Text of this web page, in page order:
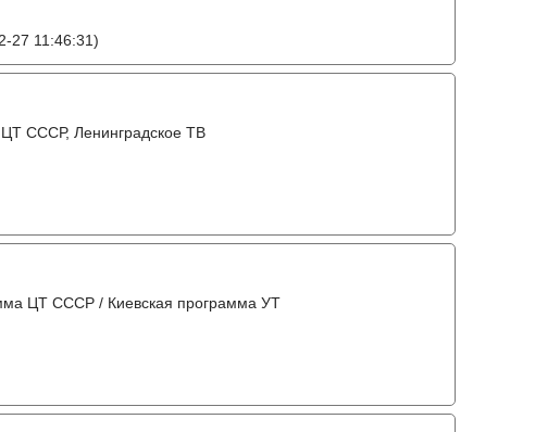
27 11:46:31)
СССР, Ленинградское ТВ
ЦТ СССР / Киевская программа УТ